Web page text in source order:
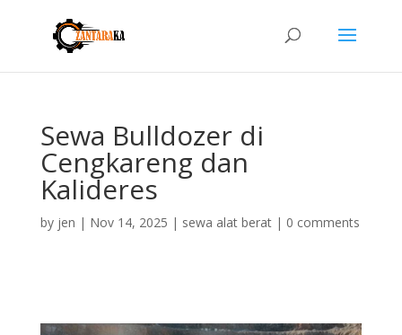
Sewa Bulldozer di
Cengkareng dan
Kalideres
by jen | Nov 14, 2025 | sewa alat berat| 0 comments